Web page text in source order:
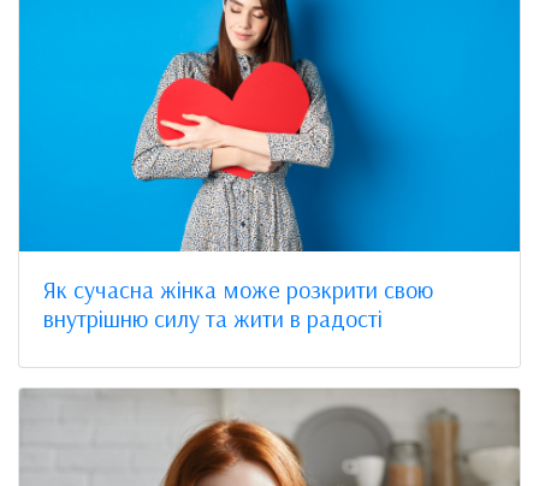
Як сучасна жінка може розкрити свою
внутрішню силу та жити в радості